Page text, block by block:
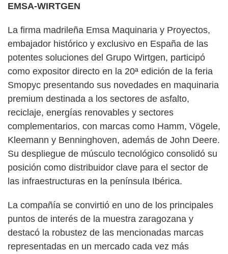
EMSA-WIRTGEN
La firma madrileña Emsa Maquinaria y Proyectos,
embajador histórico y exclusivo en España de las
potentes soluciones del Grupo Wirtgen, participó
como expositor directo en la 20ª edición de la feria
Smopyc presentando sus novedades en maquinaria
premium destinada a los sectores de asfalto,
reciclaje, energías renovables y sectores
complementarios, con marcas como Hamm, Vögele,
Kleemann y Benninghoven, además de John Deere.
Su despliegue de músculo tecnológico consolidó su
posición como distribuidor clave para el sector de
las infraestructuras en la península Ibérica.
La compañía se convirtió en uno de los principales
puntos de interés de la muestra zaragozana y
destacó la robustez de las mencionadas marcas
representadas en un mercado cada vez más